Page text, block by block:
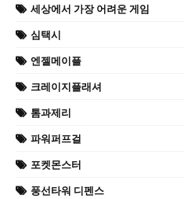
세상에서 가장 어려운 게임
심택시
엔젤메이플
크레이지플래셔
톰과제리
파워퍼프걸
포켓몬스터
풍선타워 디펜스